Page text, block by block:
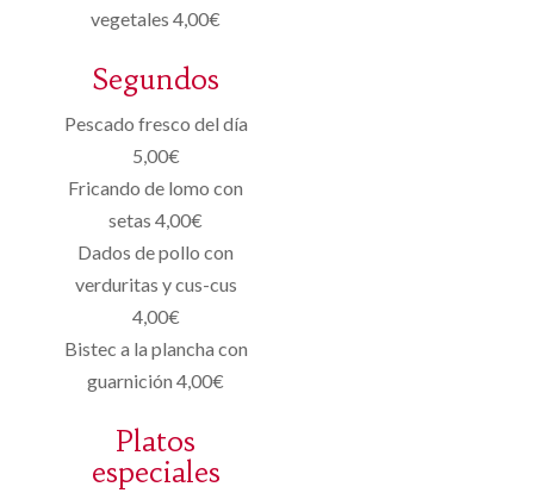
vegetales 4,00€
Segundos
Pescado fresco del día
5,00€
Fricando de lomo con
setas 4,00€
Dados de pollo con
verduritas y cus-cus
4,00€
Bistec a la plancha con
guarnición 4,00€
Platos
especiales